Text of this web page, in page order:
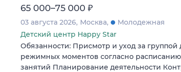
65 000–75 000 ₽
03 августа 2026 Москва
Молодежная
Детский центр Happy Star
Обязанности: Присмотр и уход за группой
режимных моментов согласно
занятий Планирование деятельности